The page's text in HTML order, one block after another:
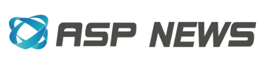
content